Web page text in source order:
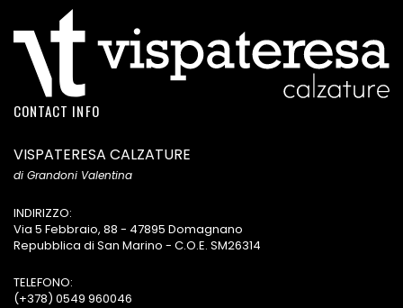
CONTACT INFO
VISPATERESA CALZATURE
di Grandoni Valentina
INDIRIZZO:
Via 5 Febbraio, 88 - 47895 Domagnano
Repubblica di San Marino - C.O.E. SM26314
TELEFONO:
(+378) 0549 960046